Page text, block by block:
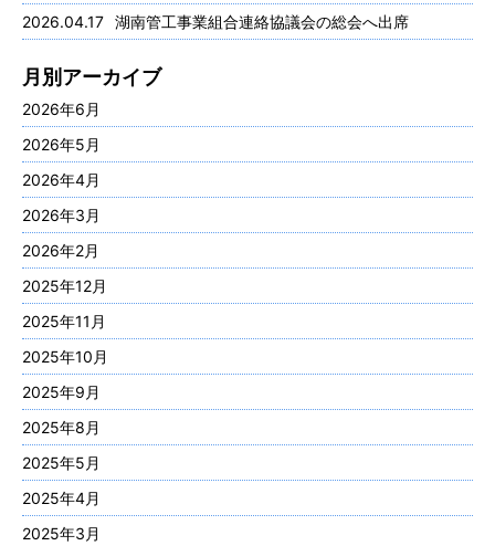
2026.04.17 湖南管工事業組合連絡協議会の総会へ出席
月別アーカイブ
2026年6月
2026年5月
2026年4月
2026年3月
2026年2月
2025年12月
2025年11月
2025年10月
2025年9月
2025年8月
2025年5月
2025年4月
2025年3月